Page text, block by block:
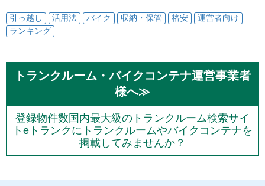
引っ越し 活用法 バイク 収納・保管 格安
運営者向け
ランキング
トランクルーム・バイクコンテナ運営事業者
様へ≫
登録物件数国内最大級のトランクルーム検索サイ
トeトランクにトランクルームやバイクコンテナを
掲載してみませんか？